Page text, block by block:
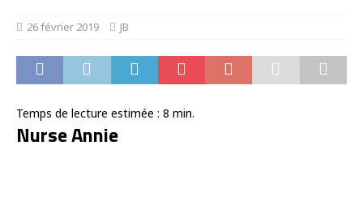
26 février 2019 JB
Temps de lecture estimée : 8 min.
Nurse Annie